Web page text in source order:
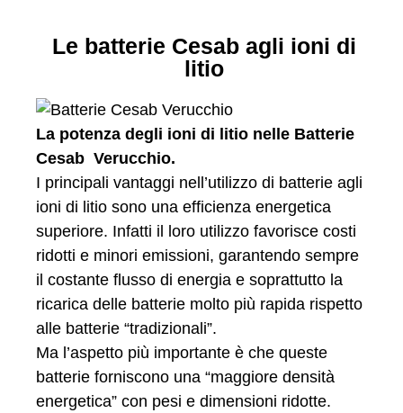
Le batterie Cesab agli ioni di
litio
La potenza degli ioni di litio nelle Batterie
Cesab Verucchio.
I principali vantaggi nell’utilizzo di batterie agli
ioni di litio sono una efficienza energetica
superiore. Infatti il loro utilizzo favorisce costi
ridotti e minori emissioni, garantendo sempre
il costante flusso di energia e soprattutto la
ricarica delle batterie molto più rapida rispetto
alle batterie “tradizionali”.
Ma l’aspetto più importante è che queste
batterie forniscono una “maggiore densità
energetica” con pesi e dimensioni ridotte.